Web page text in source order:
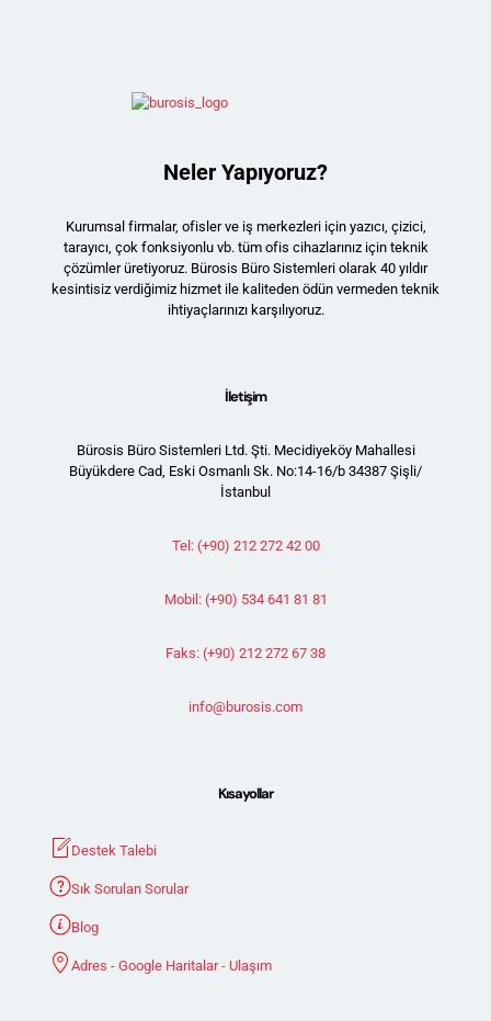
Neler Yapıyoruz?
Kurumsal firmalar, ofisler ve iş merkezleri için yazıcı, çizici,
tarayıcı, çok fonksiyonlu vb. tüm ofis cihazlarınız için teknik
çözümler üretiyoruz. Bürosis Büro Sistemleri olarak 40 yıldır
kesintisiz verdiğimiz hizmet ile kaliteden ödün vermeden teknik
ihtiyaçlarınızı karşılıyoruz.
İletişim
Bürosis Büro Sistemleri Ltd. Şti. Mecidiyeköy Mahallesi
Büyükdere Cad, Eski Osmanlı Sk. No:14-16/b 34387 Şişli/
İstanbul
Tel: (+90) 212 272 42 00
Mobil: (+90) 534 641 81 81
Faks: (+90) 212 272 67 38
info@burosis.com
Kısayollar
Destek Talebi
Sık Sorulan Sorular
Blog
Adres - Google Haritalar - Ulaşım